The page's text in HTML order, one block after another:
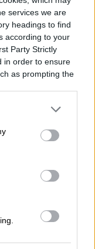
services we are
headings to find
according to your
Party Strictly
in order to ensure
as prompting the
Economía,
en San
gratis